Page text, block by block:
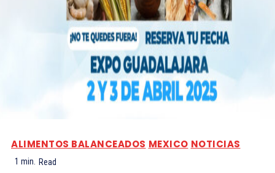
ALIMENTOS BALANCEADOS MEXICO NOTICIAS
1 min. Read